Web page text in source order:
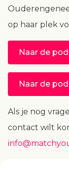
op haar plek
Naar de
Naar de
Als je nog
contact wilt